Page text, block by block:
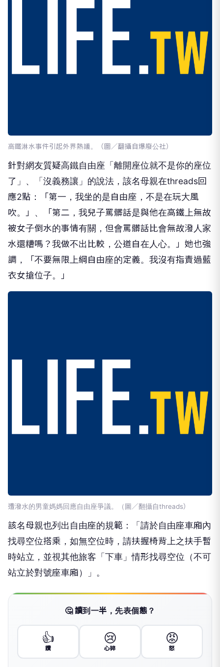
高鐵淋水事件引起外界熱議。（圖／翻攝自爆廢公社）
針對網友質疑高鐵自由座「離開座位就不是你的座位
了」、「沒義務讓」的說法，該名母親在threads回
應2點：「第一，我坐的是自由座，不是在玩大風
吹。」、「第二，我兒子罵髒話是與他在高鐵上無故
被女子倒水的事情有關，但會罵髒話比會無故潑人家
水還糟嗎？我做不出比較，公道自在人心。」她也強
調，「不要無限上綱自由座的定義。我沒有指責過藍
衣女搶位子。」
遭潑水的男童媽媽回應自由座爭議。（圖／翻攝自threads）
該名母親也列出自由座的規範：「請於自由座車廂內
找尋空位搭乘，如無空位時，請扶握椅背上之扶手暫
時站立，並視其他旅客「下車」情形找尋空位（不可
站立於對號座車廂）」。
🤔 讀到一半，先表個態？
👍
讚
😢
心碎
😡
怒